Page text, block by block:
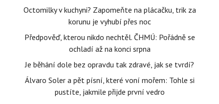
Octomilky v kuchyni? Zapomeňte na plácačku, trik za
korunu je vyhubí přes noc
Předpověď, kterou nikdo nechtěl. ČHMÚ: Pořádně se
ochladí až na konci srpna
Je běhání dole bez opravdu tak zdravé, jak se tvrdí?
Álvaro Soler a pět písní, které voní mořem: Tohle si
pustíte, jakmile přijde první vedro